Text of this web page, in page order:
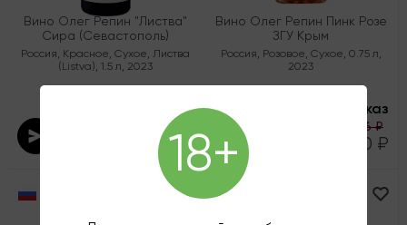
Вино Олег Репин "Листва"
Сира (Севастополь)
Россия, Красное,Сухое,Листва
(Listva), 1.5 л, 2023
Под заказ
14 300 ₽
Вино Олег Репин Пинк Розе
ЗГУ Крым
Россия, Розовое, Сухое, 0.75 л,
2023
Под заказ
1 866 ₽
1 400 ₽
18+